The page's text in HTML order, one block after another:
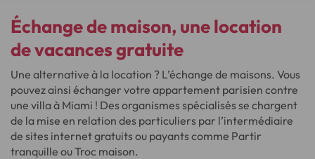
Échange de maison, une location
de vacances gratuite
Une alternative à la location ? L’échange de maisons. Vous
pouvez ainsi échanger votre appartement parisien contre
une villa à Miami ! Des organismes spécialisés se chargent
de la mise en relation des particuliers par l’intermédiaire
de sites internet gratuits ou payants comme Partir
tranquille ou Troc maison.